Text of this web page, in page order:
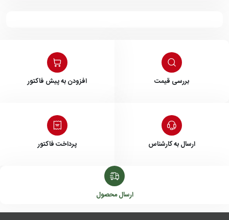
بررسی قیمت افزودن به پیش فاکتور
ارسال به کارشناس پرداخت فاکتور
ارسال محصول